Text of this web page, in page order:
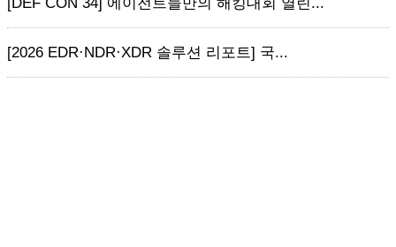
[2026 EDR·NDR·XDR 솔루션 리포트] 국...